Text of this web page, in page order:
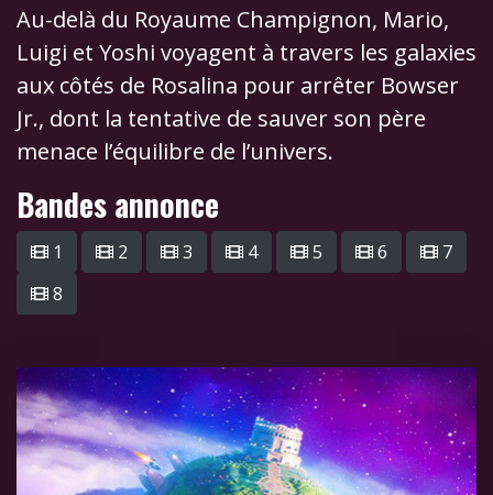
Au-delà du Royaume Champignon, Mario,
Luigi et Yoshi voyagent à travers les galaxies
aux côtés de Rosalina pour arrêter Bowser
Jr., dont la tentative de sauver son père
menace l’équilibre de l’univers.
Bandes annonce
1 2 3 4 5 6
7
8